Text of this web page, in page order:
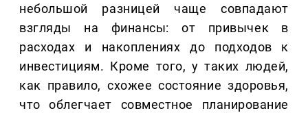
небольшой разницей чаще совпадают
взгляды на финансы: от привычек в
расходах и накоплениях до подходов к
инвестициям. Кроме того, у таких людей,
как правило, схожее состояние здоровья,
что облегчает совместное планирование